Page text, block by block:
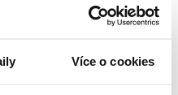
Více o cookies
odstranit nehodící se
z evidence v případě